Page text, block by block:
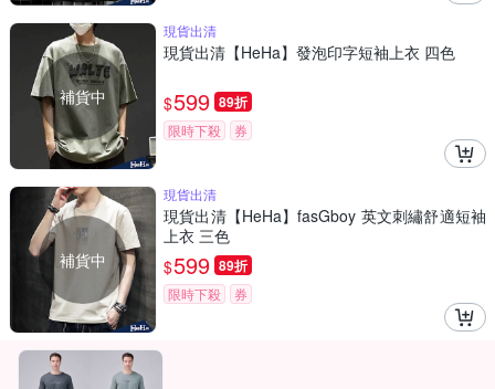
補貨中
現貨出清
現貨出清【HeHa】發泡印字短袖上衣 四色
$599 89折
限時下殺 券
補貨中
現貨出清
現貨出清【HeHa】fasGboy 英文刺繡舒適短袖
上衣 三色
$599 89折
限時下殺 券